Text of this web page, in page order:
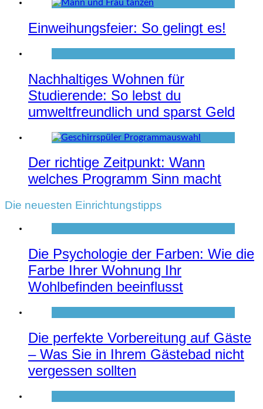
Einweihungsfeier: So gelingt es!
Nachhaltiges Wohnen für
Studierende: So lebst du
umweltfreundlich und sparst Geld
Der richtige Zeitpunkt: Wann
welches Programm Sinn macht
Die neuesten Einrichtungstipps
Die Psychologie der Farben: Wie die
Farbe Ihrer Wohnung Ihr
Wohlbefinden beeinflusst
Die perfekte Vorbereitung auf Gäste
– Was Sie in Ihrem Gästebad nicht
vergessen sollten